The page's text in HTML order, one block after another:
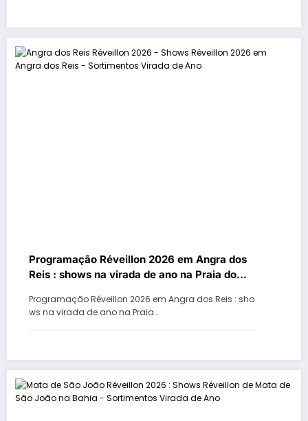
Programação Réveillon 2026 em Angra dos
Reis : shows na virada de ano na Praia do
Mambucaba, Frade, Monsuaba e Vila do
Abraão
Programação Réveillon 2026 em Angra dos Reis : sho
ws na virada de ano na Praia…